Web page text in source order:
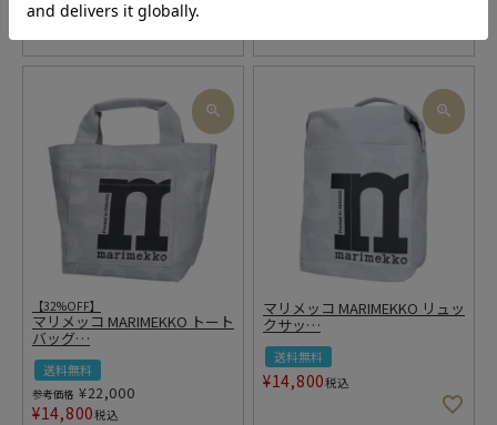
【32%OFF】
マリメッコ MARIMEKKO トート
バッグ…
送料無料
参考価格 ¥22,000
¥14,800税込
マリメッコ MARIMEKKO リュッ
クサッ…
送料無料
¥14,800税込